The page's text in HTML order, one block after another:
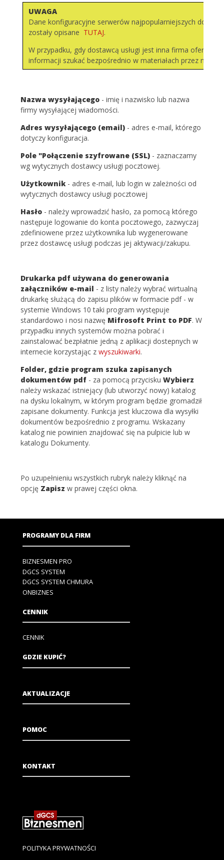
UWAGA
Dane konfiguracyjne serwerów najpopularniejszych
zostały opisane TUTAJ.
W przypadku, gdy dostawcą usługi jest inna firma
informacji szukać bezpośrednio w materiałach przez nią
Nazwa wysyłającego - imię i nazwisko lub nazwa
firmy wysyłającej wiadomości.
Adres wysyłającego (email) - adres e-mail, którego
dotyczy konfiguracja.
Pole "Połączenie szyfrowane (SSL) - zaznaczamy
wg wytycznych dostawcy usługi pocztowej.
Użytkownik- adres e-mail, lub login w zależności od
wytycznych dostawcy usługi pocztowej
Hasło - należy wprowadzić hasło, za pomocą którego
następuje logowanie do konta pocztowego, zazwyczaj
zdefiniowene przez użytkownika lub wygenerowane
przez dostawcę usługi podczas jej aktywacji/zakupu.
Drukarka pdf używana do generowania
załączników e-mail - z listy należy wybrać wirtualną
drukarkę służącą do zapisu plików w formacie pdf - w
systemie Windows 10 taki program występuje
standardowo i nosi nazwę Mifrosoft Print to PDF. W
przypadku innych systemów można pobrać i
zainstalować bezpłatnie jedną z aplikacji dostepnych w
internecie korzystając z wyszukiwarki.
Folder, gdzie program szuka zapisanych
dokumentów pdf - za pomocą przycisku Wybierz
należy wskazać istniejący (lub utworzyć nowy) katalog
na dysku lokalnym, w którym program będzie gromadził
zapisane dokumenty. Funkcja jest kluczowa dla wysyłki
dokumentów bezpośrednio z programu. Wskazany
katalog nie powinien znajdować się na pulpicie lub w
katalogu Dokumenty.
Po uzupełnieniu wszystkich rubryk należy kliknąć na
opcję Zapisz w prawej części okna.
PROGRAMY DLA FIRM
BIZNESMEN PRO
DGCS SYSTEM
DGCS SYSTEM CHMURA
ONBIZNES
CENNIK
CENNIK
GDZIE KUPIĆ?
AKTUALIZACJE
POMOC
KONTAKT
POLITYKA PRYWATNOŚCI